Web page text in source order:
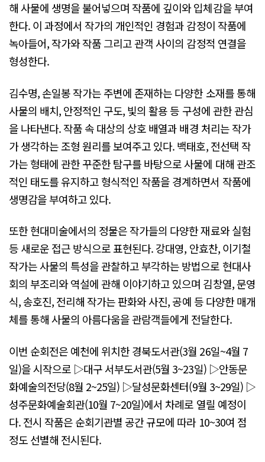
해 사물에 생명을 불어넣으며 작품에 깊이와 입체감을 부여
한다. 이 과정에서 작가의 개인적인 경험과 감정이 작품에
녹아들어, 작가와 작품 그리고 관객 사이의 감정적 연결을
형성한다.
김수명, 손일봉 작가는 주변에 존재하는 다양한 소재를 통해
사물의 배치, 안정적인 구도, 빛의 활용 등 구성에 관한 관심
을 나타낸다. 작품 속 대상의 상호 배열과 배경 처리는 작가
가 생각하는 조형 원리를 보여주고 있다. 백태호, 전선택 작
가는 형태에 관한 꾸준한 탐구를 바탕으로 사물에 대해 관조
적인 태도를 유지하고 형식적인 작품을 경계하면서 작품에
생명감을 부여하고 있다.
또한 현대미술에서의 정물은 작가들의 다양한 재료와 실험
등 새로운 접근 방식으로 표현된다. 강대영, 안효찬, 이기철
작가는 사물의 특성을 관찰하고 부각하는 방법으로 현대사
회의 부조리와 역설에 관해 이야기하고 있으며 김창열, 문영
식, 송호진, 전리해 작가는 판화와 사진, 공예 등 다양한 매개
체를 통해 사물의 아름다움을 관람객들에게 전달한다.
이번 순회전은 예천에 위치한 경북도서관(3월 26일~4월 7
일)을 시작으로 ▷대구 서부도서관(5월 3~23일) ▷안동문
화예술의전당(8월 2~25일) ▷달성문화센터(9월 3~29일) ▷
성주문화예술회관(10월 7~20일)에서 차례로 열릴 예정이
다. 전시 작품은 순회기관별 공간 규모에 따라 10~30여 점
정도 선별해 전시된다.